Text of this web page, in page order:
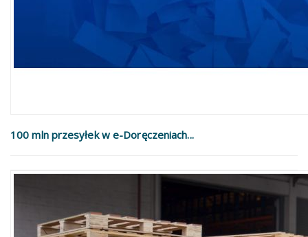
100 mln przesyłek w e-Doręczeniach...